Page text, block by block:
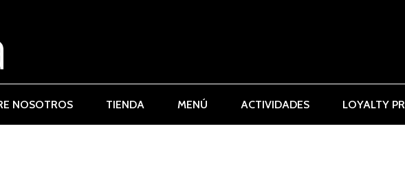
NOSOTROS TIENDA MENÚ ACTIVIDADES LOYALTY